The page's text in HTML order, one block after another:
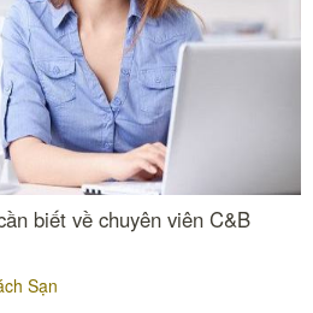
biết về chuyên viên C&B
Sạn